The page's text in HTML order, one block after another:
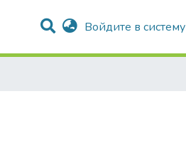
Войдите в систему